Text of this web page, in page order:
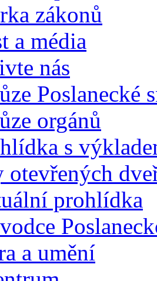
zákonů
a média
nás
Poslanecké
orgánů
s
otevřených
prohlídka
a umění